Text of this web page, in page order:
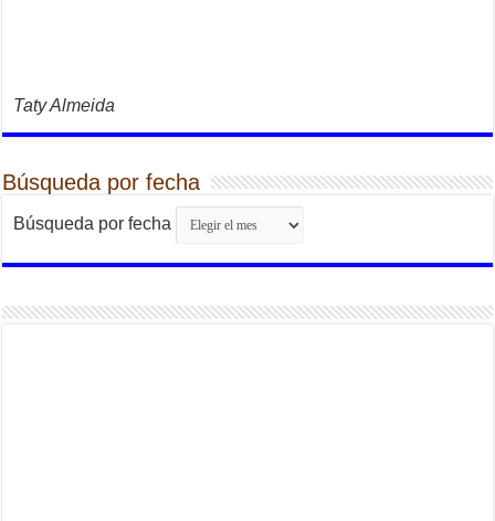
Taty Almeida
Búsqueda por fecha
Búsqueda por fecha